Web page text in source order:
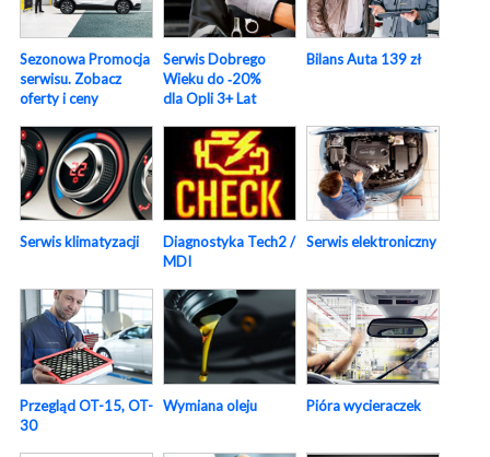
Sezonowa Promocja
serwisu. Zobacz
oferty i ceny
Serwis Dobrego
Wieku do ‑20%
dla Opli 3+ Lat
Bilans Auta 139 zł
Serwis klimatyzacji
Diagnostyka Tech2 /
MDI
Serwis elektroniczny
Przegląd OT-15, OT-
30
Wymiana oleju Pióra wycieraczek